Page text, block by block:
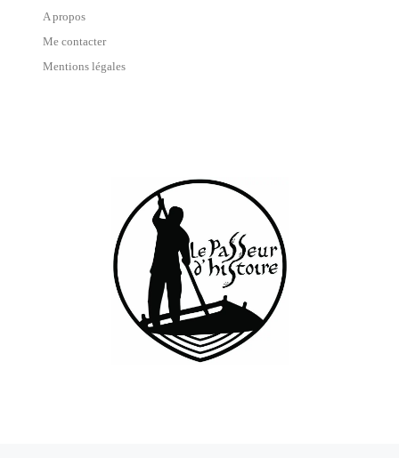
A propos
Me contacter
Mentions légales